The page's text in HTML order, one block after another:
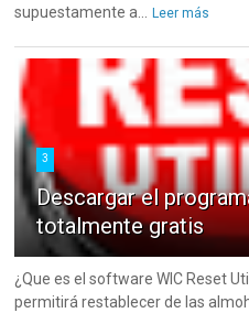
supuestamente a... Leer más
3
Descargar el
totalmente gratis
¿Que es el software WIC Reset
permitirá restablecer de las